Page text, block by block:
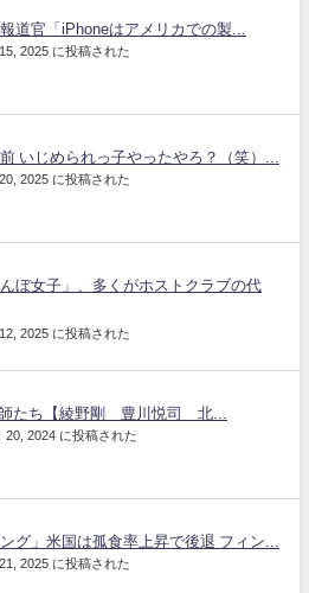
道官「iPhoneはアメリカでの製...
2025 に投稿された
いじめられっ子やったやろ？（笑）...
2025 に投稿された
ぼ女子」、多くがホストクラブの代
2025 に投稿された
師たち【綾野剛 豊川悦司 北...
20, 2024 に投稿された
グ」米国は孤食率上昇で後退 フィン...
2025 に投稿された